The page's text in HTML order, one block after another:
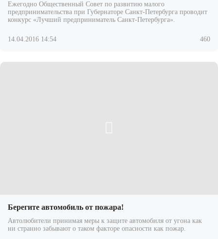
Ежегодно Общественный Совет по развитию малого
предпринимательства при Губернаторе Санкт-Петербурга проводит
конкурс «Лучший предприниматель Санкт-Петербурга».
14.04.2016 14:54 460
Берегите автомобиль от пожара!
Автолюбители принимая меры к защите автомобиля от угона как
ни странно забывают о таком факторе опасности как пожар.